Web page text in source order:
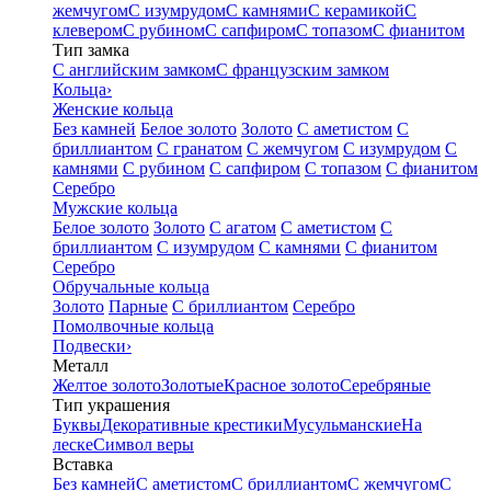
жемчугомС изумрудомС камнямиС керамикойС
клеверомС рубиномС сапфиромС топазомС фианитом
Тип замка
С английским замкомС французским замком
Кольца›
Женские кольца
Без камней Белое золото Золото С аметистом С
бриллиантом С гранатом С жемчугом С изумрудом С
камнями С рубином С сапфиром С топазом С фианитом
Серебро
Мужские кольца
Белое золото Золото С агатом С аметистом С
бриллиантом С изумрудом С камнями С фианитом
Серебро
Обручальные кольца
Золото Парные С бриллиантом Серебро
Помолвочные кольца
Подвески›
Металл
Желтое золотоЗолотыеКрасное золотоСеребряные
Тип украшения
БуквыДекоративные крестикиМусульманскиеНа
лескеСимвол веры
Вставка
Без камнейС аметистомС бриллиантомС жемчугомС